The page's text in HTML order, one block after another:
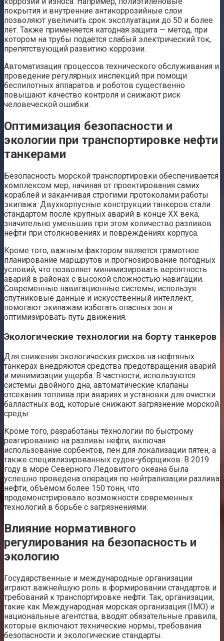
покрытия и внутренние антикоррозийные слои
позволяют увеличить срок эксплуатации до 50 и более
лет. Также применяется катодная защита — метод, при
котором на трубы подаётся слабый электрический ток,
препятствующий развитию коррозии.
Автоматизация процессов технического обслуживания и
проведение регулярных инспекций при помощи
беспилотных аппаратов и роботов существенно
повышают качество контроля и снижают риск
человеческой ошибки.
Оптимизация безопасности и
экологии при транспортировке нефти
танкерами
Безопасность морской транспортировки обеспечивается
комплексом мер, начиная от проектирования самих
кораблей и заканчивая строгими протоколами работы
экипажа. Двухкорпусные конструкции танкеров стали
стандартом после крупных аварий в конце XX века,
значительно уменьшив при этом количество разливов
нефти при столкновениях и повреждениях корпуса.
Кроме того, важным фактором является грамотное
планирование маршрутов и прогнозирование погодных
условий, что позволяет минимизировать вероятность
аварий в районах с высокой сложностью навигации.
Современные навигационные системы, используя
спутниковые данные и искусственный интеллект,
помогают экипажам избегать опасных зон и
оптимизировать путь движения.
Экологические технологии на борту танкеров
Для снижения экологических рисков на нефтяных
танкерах внедряются средства предотвращения аварий
и минимизации ущерба. В частности, используются
системы двойного дна, автоматические клапаны
отсекания топлива при авариях и установки для очистки
балластных вод, которые снижают загрязнение морской
среды.
Кроме того, разработаны технологии по быстрому
реагированию на разливы нефти, включая
использование сорбентов, пен для локализации пятен, а
также специализированных судов-уборщиков. В 2019
году в море Северного Ледовитого океана была
успешно проведена операция по нейтрализации разлива
нефти, объёмом более 150 тонн, что
продемонстрировало возможности современных
технологий в борьбе с загрязнениями.
Влияние нормативного
регулирования на безопасность и
экологию
Государственные и международные организации
играют важнейшую роль в формировании стандартов и
требований к транспортировке нефти. Так, организации,
такие как Международная морская организация (IMO) и
национальные агентства, вводят обязательные правила,
которые включают технические нормы, требования
безопасности и экологические стандарты.